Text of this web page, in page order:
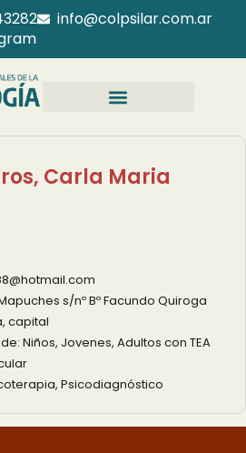
info@colpsilar.com.ar
Carla Maria
s/nº Bº Facundo Quiroga
capital
Niños, Jovenes, Adultos con TEA
Psicodiagnóstico